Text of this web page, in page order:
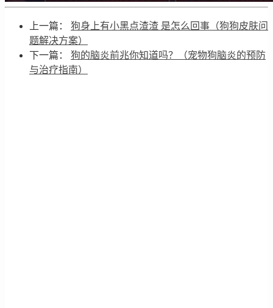
上一篇： 狗身上有小黑点渣渣 是怎么回事（狗狗皮肤问
题解决方案）
下一篇： 狗的脑炎前兆你知道吗？（宠物狗脑炎的预防
与治疗指南）